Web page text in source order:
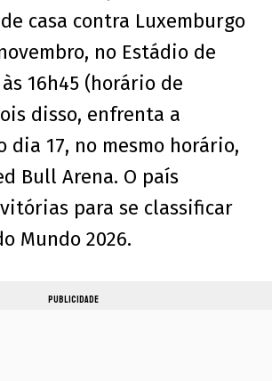
casa contra Luxemburgo
no Estádio de
16h45 (horário de
disso, enfrenta a
dia 17, no mesmo horário,
Bull Arena. O país
para se classificar
Mundo 2026.
PUBLICIDADE